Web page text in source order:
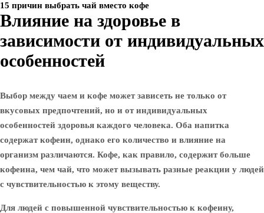
15 причин выбрать чай вместо кофе
Влияние на здоровье в
зависимости от индивидуальных
особенностей
Выбор между чаем и кофе может зависеть не только от
вкусовых предпочтений, но и от индивидуальных
особенностей здоровья каждого человека. Оба напитка
содержат кофеин, однако его количество и влияние на
организм различаются. Кофе, как правило, содержит больше
кофеина, чем чай, что может вызывать разные реакции у людей
с чувствительностью к этому веществу.
Для людей с повышенной чувствительностью к кофеину,